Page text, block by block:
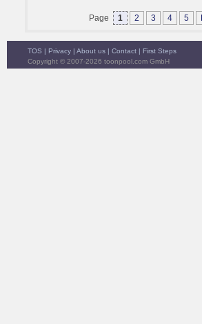
Page 1 2 3 4 5
TOS | Privacy | About us | Contact | First Steps
Copyright © 2007-2026 toonpool.com GmbH